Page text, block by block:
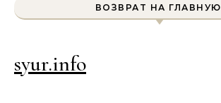
ВОЗВРАТ НА ГЛАВНУЮ
syur.info